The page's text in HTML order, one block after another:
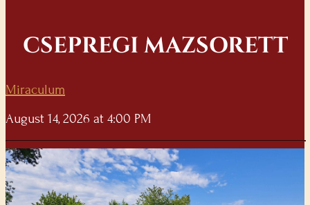
CSEPREGI MAZSORETT
Miraculum
August 14, 2026 at 4:00 PM